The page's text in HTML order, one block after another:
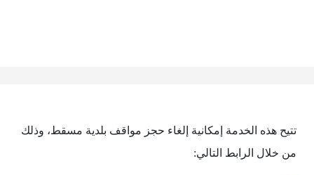
تتيح هذه الخدمة إمكانية إلغاء حجز مواقف بلدية مسقط، وذلك
من خلال الرابط التالي: